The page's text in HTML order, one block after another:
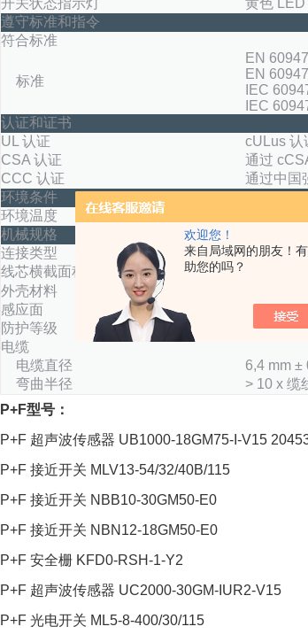
欢迎您！
来自局域网的朋友！
助您的吗？
开关状态指示灯
黄色 LED
遵守标准和指令
符合标准
标准
EN
EN
IEC
IEC
认证和证书
UL 认证
cULus 认
CSA 认证
通过
CCC 认证
通过中国
环境条件
环境温度
机械规格
连接类型
电缆
线芯横截面积
外壳材料
感应面
PBT
防护等级
IP67
电缆
电缆直径
6,4 mm ±
弯曲半径
> 10 x 缆
P+F型号：
P+F 超声波传感器 UB1000-18GM75-I-V15
P+F 接近开关 MLV13-54/32/40B/115
P+F 接近开关 NBB10-30GM50-E0
P+F 接近开关 NBN12-18GM50-E0
P+F 安全栅 KFD0-RSH-1-Y2
P+F 超声波传感器 UC2000-30GM-IUR2-V15
P+F 光电开关 ML5-8-400/30/115